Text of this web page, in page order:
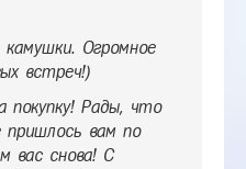
Огромное
встреч!)
покупку! Рады, что
пришлось вам по
вас снова! С